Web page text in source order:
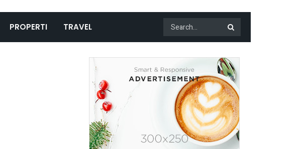
PROPERTI TRAVEL